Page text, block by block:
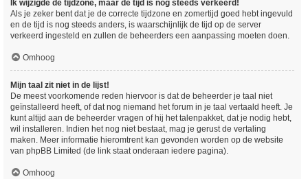
Ik wijzigde de tijdzone, maar de tijd is nog steeds verkeerd!
Als je zeker bent dat je de correcte tijdzone en zomertijd goed hebt ingevuld
en de tijd is nog steeds anders, is waarschijnlijk de tijd op de server
verkeerd ingesteld en zullen de beheerders een aanpassing moeten doen.
Omhoog
Mijn taal zit niet in de lijst!
De meest voorkomende reden hiervoor is dat de beheerder je taal niet
geïnstalleerd heeft, of dat nog niemand het forum in je taal vertaald heeft. Je
kunt altijd aan de beheerder vragen of hij het talenpakket, dat je nodig hebt,
wil installeren. Indien het nog niet bestaat, mag je gerust de vertaling
maken. Meer informatie hieromtrent kan gevonden worden op de website
van phpBB Limited (de link staat onderaan iedere pagina).
Omhoog